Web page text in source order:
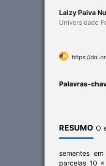
Laizy Paiva
Universidade
https://
Palavras-
RESUMO O
sementes
parcelas 10